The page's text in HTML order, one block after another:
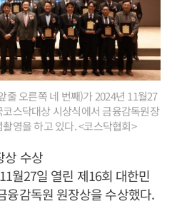
줄 오른쪽 네 번째)가 2024년 11월27
스닥대상 시상식에서 금융감독원장
영을 하고 있다. <코스닥협회>
수상
월27일 열린 제16회 대한민
융감독원 원장상을 수상했다.